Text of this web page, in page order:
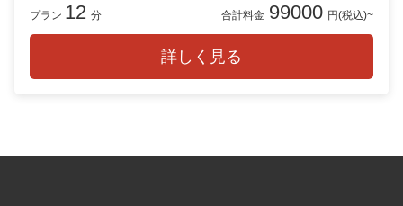
プラン 12 分 合計料金 99000 円(税込)~
詳しく見る